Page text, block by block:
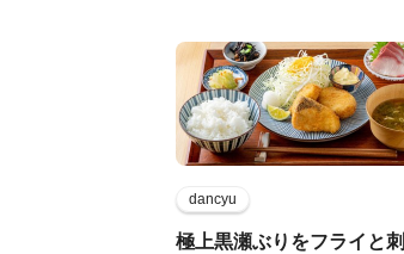
dancyu
極上黒瀬ぶりをフライと